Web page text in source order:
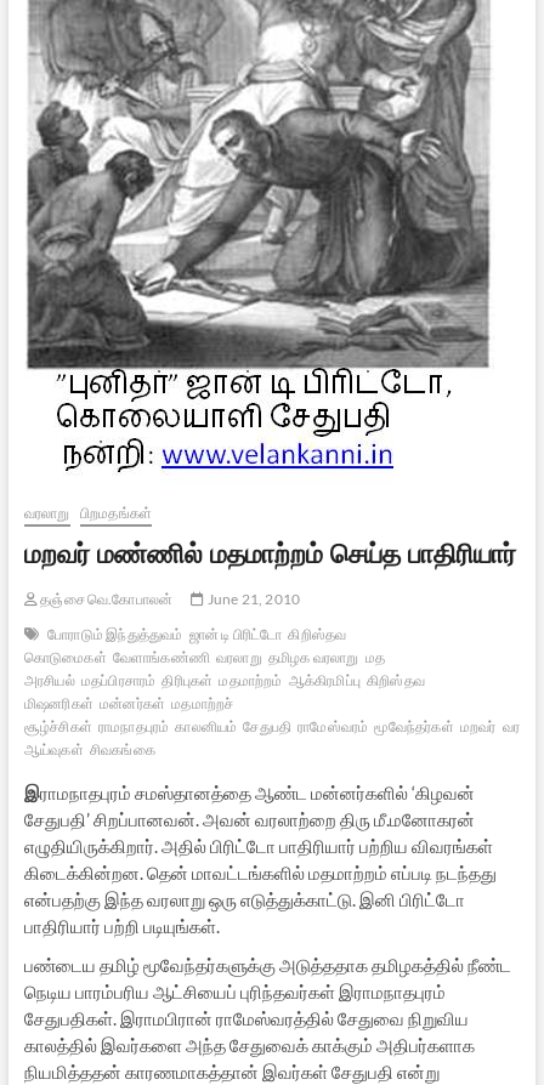
வரலாறு பிறமதங்கள்
மறவர் மண்ணில் மதமாற்றம் செய்த பாதிரியார்
தஞ்சை வெ.கோபாலன்
June 21, 2010
போராடும் இந்துத்துவம் ஜான் டி பிரிட்டோ கிறிஸ்தவ
கொடுமைகள் வேளாங்கண்ணி வரலாறு தமிழக வரலாறு மத
அரசியல் மதப்பிரசாரம் திரிபுகள் மதமாற்றம் ஆக்கிரமிப்பு கிறிஸ்தவ
மிஷனரிகள் மன்னர்கள் மதமாற்றச்
சூழ்ச்சிகள் ராமநாதபுரம் காலனியம் சேதுபதி ராமேஸ்வரம் மூவேந்தர்கள் மறவர்
ஆய்வுகள் சிவகங்கை
இராமநாதபுரம் சமஸ்தானத்தை ஆண்ட மன்னர்களில் ‘கிழவன்
சேதுபதி’ சிறப்பானவன். அவன் வரலாற்றை திரு மீ.மனோகரன்
எழுதியிருக்கிறார். அதில் பிரிட்டோ பாதிரியார் பற்றிய விவரங்கள்
கிடைக்கின்றன. தென் மாவட்டங்களில் மதமாற்றம் எப்படி நடந்தது
என்பதற்கு இந்த வரலாறு ஒரு எடுத்துக்காட்டு. இனி பிரிட்டோ
பாதிரியார் பற்றி படியுங்கள்.
பண்டைய தமிழ் மூவேந்தர்களுக்கு அடுத்ததாக தமிழகத்தில் நீண்ட
நெடிய பாரம்பரிய ஆட்சியைப் புரிந்தவர்கள் இராமநாதபுரம்
சேதுபதிகள். இராமபிரான் ராமேஸ்வரத்தில் சேதுவை நிறுவிய
காலத்தில் இவர்களை அந்த சேதுவைக் காக்கும் அதிபர்களாக
நியமித்ததன் காரணமாகத்தான் இவர்கள் சேதுபதி என்று